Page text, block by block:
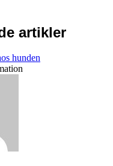
artikler